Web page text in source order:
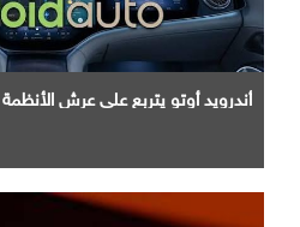
أندرويد أوتو يتربع علي عرش الأنظمة